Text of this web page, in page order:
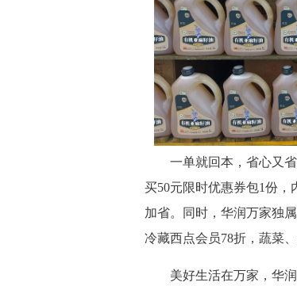
一单就回本，省心又省
买50元限时优惠券包1份，
加省。同时，华润万家独
冷藏西点会员78折，蔬菜
美好生活在万家，华润